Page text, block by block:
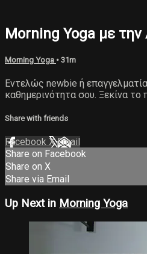
Morning Yoga με
Morning Yoga • 31m
Εντελώς newbie ή
καθημερινότητα σου. Ξεκίνα το
Share with friends
Facebook XEmail
Share on Facebook
Share on X
Share via Email
Up Next in Morning Yoga